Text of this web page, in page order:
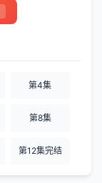
第4集
第8集
第12集完结